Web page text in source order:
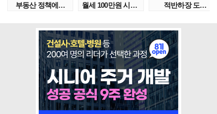
부동산 정책에…
월세 100만원 시대"
적반하장 도